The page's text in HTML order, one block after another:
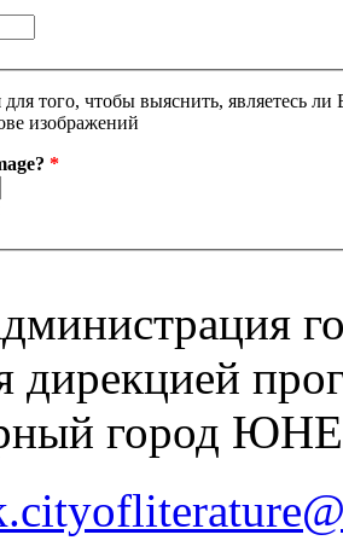
для того, чтобы выяснить, являетесь
*
дирекцией
город